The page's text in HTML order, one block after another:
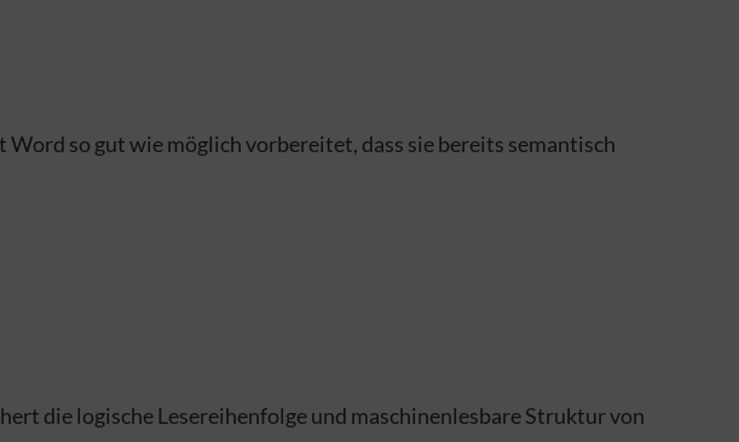
so gut wie möglich vorbereitet, dass sie bereits semantisch
die logische Lesereihenfolge und maschinenlesbare Struktur von